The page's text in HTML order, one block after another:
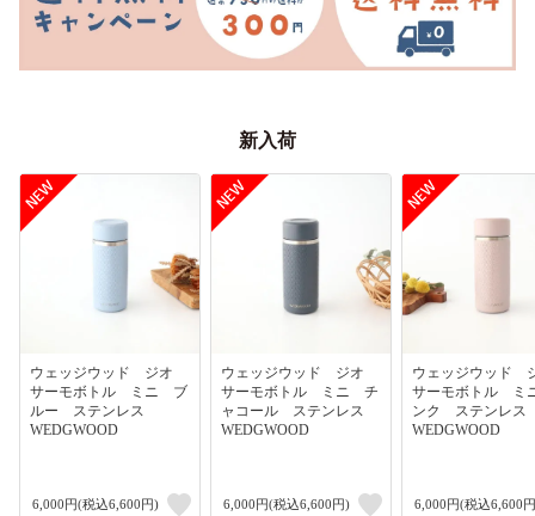
新入荷
ウェッジウッド ジオ
サーモボトル ミニ ブ
ルー ステンレス
WEDGWOOD
6,000円(税込6,600円)
ウェッジウッド ジオ
サーモボトル ミニ チ
ャコール ステンレス
WEDGWOOD
6,000円(税込6,600円)
ウェッジウッド
サーモボトル
ンク ステンレ
WEDGWOOD
6,000円(税込6,600